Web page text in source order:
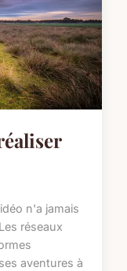
n'a jamais
réseaux
aventures à